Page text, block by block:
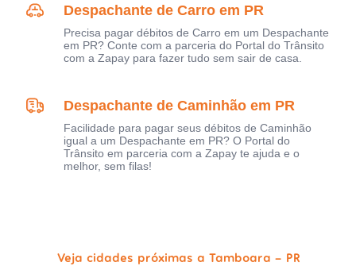
Despachante de Carro em PR
Precisa pagar débitos de Carro em um Despachante
em PR? Conte com a parceria do Portal do Trânsito
com a Zapay para fazer tudo sem sair de casa.
Despachante de Caminhão em PR
Facilidade para pagar seus débitos de Caminhão
igual a um Despachante em PR? O Portal do
Trânsito em parceria com a Zapay te ajuda e o
melhor, sem filas!
Veja cidades próximas a Tamboara - PR